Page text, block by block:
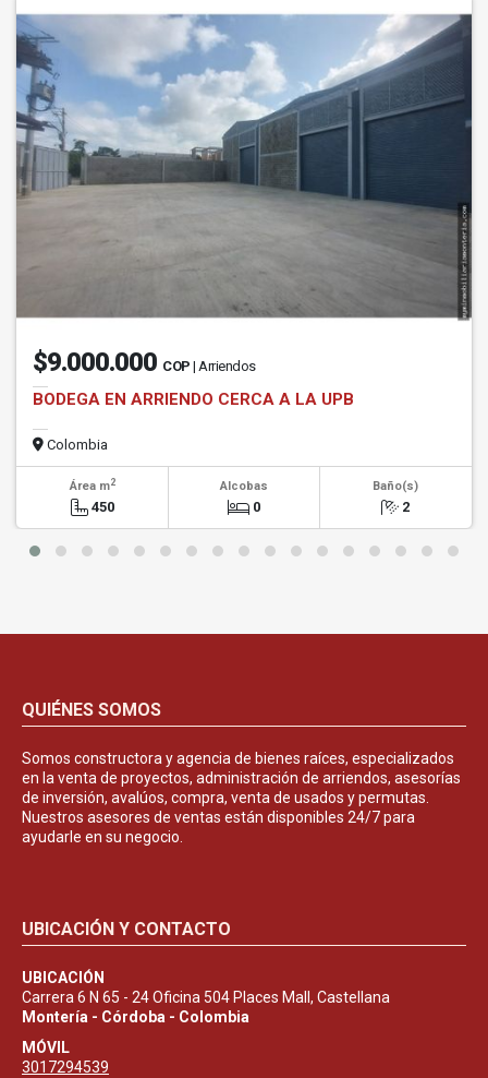
$9.000.000 COP | Arriendos
BODEGA EN ARRIENDO CERCA A LA UPB
Colombia
Área m2
450
Alcobas
0
Baño(s)
2
QUIÉNES SOMOS
Somos constructora y agencia de bienes raíces, especializados
en la venta de proyectos, administración de arriendos, asesorías
de inversión, avalúos, compra, venta de usados y permutas.
Nuestros asesores de ventas están disponibles 24/7 para
ayudarle en su negocio.
UBICACIÓN Y CONTACTO
UBICACIÓN
Carrera 6 N 65 - 24 Oficina 504 Places Mall, Castellana
Montería - Córdoba - Colombia
MÓVIL
3017294539